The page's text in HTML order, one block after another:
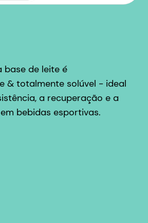
base de leite é
& totalmente solúvel - ideal
a recuperação e a
bebidas esportivas.